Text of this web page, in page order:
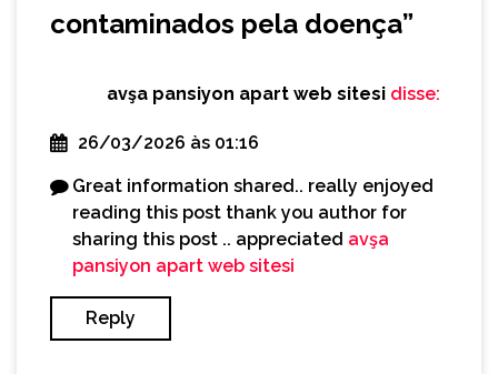
contaminados pela doença”
avşa pansiyon apart web sitesi disse:
26/03/2026 às 01:16
Great information shared.. really enjoyed
reading this post thank you author for
sharing this post .. appreciated avşa
pansiyon apart web sitesi
Reply